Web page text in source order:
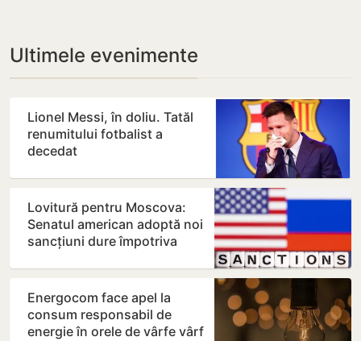
Ultimele evenimente
Lionel Messi, în doliu. Tatăl
renumitului fotbalist a
decedat
Lovitură pentru Moscova:
Senatul american adoptă noi
sancțiuni dure împotriva
Energocom face apel la
consum responsabil de
energie în orele de vârfe vârf